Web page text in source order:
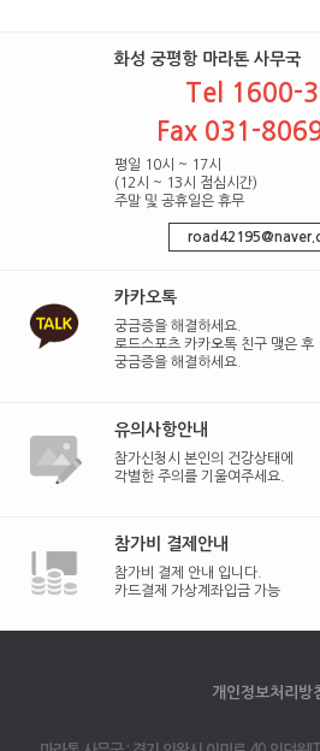
화성 궁평항 마라톤 사무국
Tel 1600-
Fax 031-
평일 10시 ~ 17시
(12시 ~ 13시 점심시간)
주말 및 공휴일은 휴무
카카오톡
궁금증을 해결하세요.
로드스포츠 카카오톡 친구 맺은 후
궁금증을 해결하세요.
유의사항안내
참가신청시 본인의 건강상태에
각별한 주의를 기울여주세요.
참가비 결제안내
참가비 결제 안내 입니다.
카드결제 가상계좌입금 가능
개인정보처리방